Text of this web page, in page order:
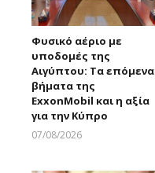
Φυσικό αέριο με
υποδομές της
Αιγύπτου: Τα επόμενα
βήματα της
ExxonMobil και η αξία
για την Κύπρο
07/08/2026